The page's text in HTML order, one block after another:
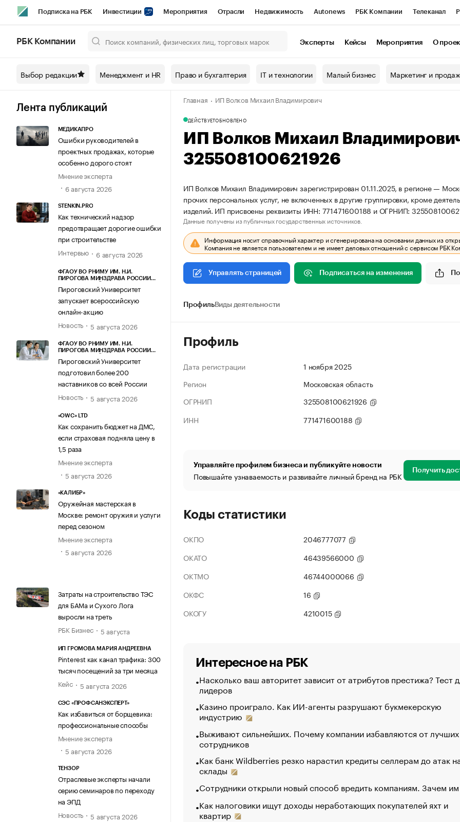
Подписка на РБК Инвестиции Мероприятия Отрасли Недвижимость Autonews РБК Компании Телеканал
Спецпроекты СПб Конференции СПб Спецпроекты Проверка контрагентов
Технологии и медиа Рынок наличной валюты
РБК Компании Эксперты Кейсы Мероприятия О
Выбор редакции Менеджмент и HR Право и бухгалтерия IT и технологии Малый бизнес Маркетинг и
Лента публикаций
МЕДИКАПРО
Ошибки руководителей в
проектных продажах, которые
особенно дорого стоят
Мнение эксперта
6 августа 2026
STENKIN.PRO
Как технический надзор
предотвращает дорогие ошибки
при строительстве
Интервью
6 августа 2026
ФГАОУ ВО РНИМУ ИМ. Н.И.
ПИРОГОВА МИНЗДРАВА РОССИИ
Пироговский Университет
запускает всероссийскую
онлайн-акцию
Новость
5 августа 2026
ФГАОУ ВО РНИМУ ИМ. Н.И.
ПИРОГОВА МИНЗДРАВА РОССИИ
Пироговский Университет
подготовил более 200
наставников со всей России
Новость
5 августа 2026
«OWC» LTD
Как сохранить бюджет на ДМС,
если страховая подняла цену в
1,5 раза
Мнение эксперта
5 августа 2026
«КАЛИБР»
Оружейная мастерская в
Москве: ремонт оружия и услуги
перед сезоном
Мнение эксперта
5 августа 2026
Затраты на строительство ТЭС
для БАМа и Сухого Лога
выросли на треть
РБК Бизнес
5 августа
ИП ГРОМОВА МАРИЯ АНДРЕЕВНА
Pinterest как канал трафика: 300
тысяч посещений за три месяца
Кейс
5 августа 2026
СЭС «ПРОФСАНЭКСПЕРТ»
Как избавиться от борщевика:
профессиональные способы
Мнение эксперта
5 августа 2026
ТЕНЗОР
Отраслевые эксперты начали
серию семинаров по переходу
на ЭПД
Новость
5 августа 2026
Главная ИП Волков Михаил Владимирович
ДЕЙСТВУЕТОБНОВЛЕНО
ИП Волков Михаил
325508100621926
ИП Волков Михаил Владимирович зарегистрирован 01.11.2025, в регионе —
прочих персональных услуг, не включенных в другие группировки, кроме
изделий. ИП присвоены реквизиты ИНН: 771471600188 и ОГРНИП:
Данные получены из публичных государственных источников.
Информация носит справочный характер и сгенерирована на основании данных из
Компания не является пользователем и не имеет деловых отношений с сервисом РБК
Управлять страницей Подписаться на изменения
ПрофильВиды деятельности
Профиль
Дата регистрации
1 ноября 2025
Регион
Московская область
ОГРНИП
325508100621926
ИНН
771471600188
Управляйте профилем бизнеса и публикуйте новости
Повышайте узнаваемость и развивайте личный бренд на РБК Получить
Коды статистики
ОКПО
2046777077
ОКАТО
46439566000
ОКТМО
46744000066
ОКФС
16
ОКОГУ
4210015
Интересное на РБК
Насколько ваш авторитет зависит от атрибутов престижа? Тест
лидеров
Казино проиграло. Как ИИ-агенты разрушают букмекерскую
индустрию
Выживают сильнейших. Почему компании избавляются от лучших
сотрудников
Как банк Wildberries резко нарастил кредиты селлерам до атак
склады
Сотрудники открыли новый способ вредить компаниям. Зачем
Как налоговики ищут доходы неработающих покупателей яхт и
квартир